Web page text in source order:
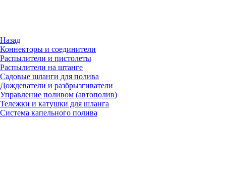
Назад
Коннекторы и соединители
Распылители и пистолеты
Распылители на штанге
Садовые шланги для полива
Дождеватели и разбрызгиватели
Управление поливом (автополив)
Тележки и катушки для шланга
Система капельного полива